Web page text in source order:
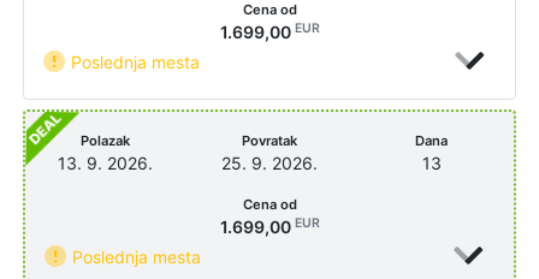
Poslednja mesta
Cena od
1.699,00 EUR
Polazak
13. 9. 2026.
Povratak
25. 9. 2026.
Dana
13
Poslednja mesta
Cena od
1.699,00 EUR